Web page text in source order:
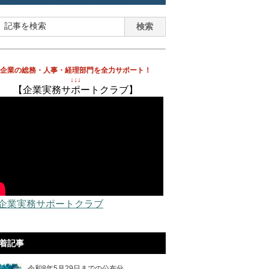
企業の総務・人事・経理部門を全力サポート！
↓↓↓
【企業実務サポートクラブ】
業実務サポートクラブ
記事